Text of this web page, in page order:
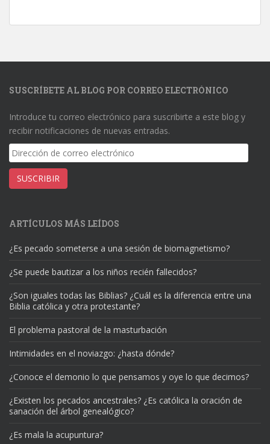
SUSCRÍBETE AL BLOG POR CORREO ELECTRÓNICO
Introduce tu correo electrónico para suscribirte a este blog y
recibir notificaciones de nuevas entradas.
Dirección
de
correo
electrónico
SUSCRIBIR
ARTÍCULOS MÁS LEÍDOS
¿Es pecado someterse a una sesión de biomagnetismo?
¿Se puede bautizar a los niños recién fallecidos?
¿Son iguales todas las Biblias? ¿Cuál es la diferencia entre una
Biblia católica y otra protestante?
El problema pastoral de la masturbación
Intimidades en el noviazgo: ¿hasta dónde?
¿Conoce el demonio lo que pensamos y oye lo que decimos?
¿Existen los pecados ancestrales? ¿Es católica la oración de
sanación del árbol genealógico?
¿Es mala la acupuntura?